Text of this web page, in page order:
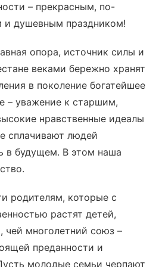
– прекрасным, по-
и душевным праздником!
опора, источник силы и
веками бережно хранят
в поколение богатейшее
– уважение к старшим,
нравственные идеалы
сплачивают людей
в будущем. В этом наша
родителям, которые с
растят детей,
чей многолетний союз –
преданности и
молодые семьи черпают